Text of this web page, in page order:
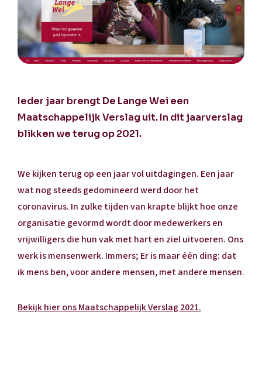
Ieder jaar brengt De Lange Wei een
Maatschappelijk Verslag uit. In dit jaarverslag
blikken we terug op 2021.
We kijken terug op een jaar vol uitdagingen. Een jaar
wat nog steeds gedomineerd werd door het
coronavirus. In zulke tijden van krapte blijkt hoe onze
organisatie gevormd wordt door medewerkers en
vrijwilligers die hun vak met hart en ziel uitvoeren. Ons
werk is mensenwerk. Immers; Er is maar één ding: dat
ik mens ben, voor andere mensen, met andere mensen.
Bekijk hier ons Maatschappelijk Verslag 2021.